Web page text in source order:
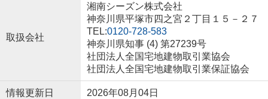
取扱会社
湘南シーズン株式会社
神奈川県平塚市四之宮２丁目１５－２７
TEL:0120-728-583
神奈川県知事 (4) 第27239号
社団法人全国宅地建物取引業協会
社団法人全国宅地建物取引業保証協会
情報更新日 2026年08月04日